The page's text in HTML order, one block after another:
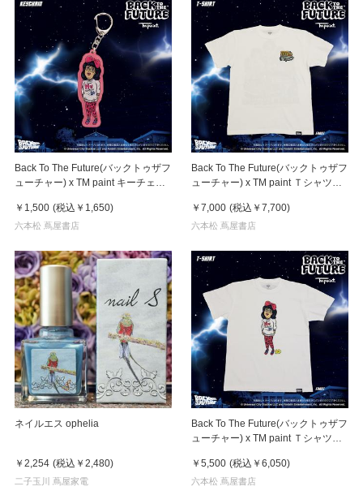
Back To The Future(バックトゥザフ
ューチャー) x TM paint キーチェー
￥1,500 (税込 ￥1,650)
六本松 蔦屋書店
Back To The Future(バックトゥザフ
ューチャー) x TM paint Ｔシャツ
￥7,000 (税込 ￥7,700)
六本松 蔦屋書店
ネイルエス ophelia
￥2,254 (税込 ￥2,480)
二子玉川 蔦屋家電
Back To The Future(バックトゥザフ
ューチャー) x TM paint Ｔシャツ
￥5,500 (税込 ￥6,050)
六本松 蔦屋書店